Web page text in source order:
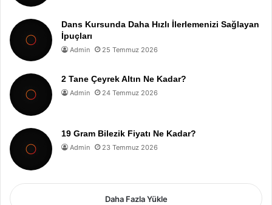
Dans Kursunda Daha Hızlı İlerlemenizi Sağlayan
İpuçları
Admin 25 Temmuz 2026
2 Tane Çeyrek Altın Ne Kadar?
Admin 24 Temmuz 2026
19 Gram Bilezik Fiyatı Ne Kadar?
Admin 23 Temmuz 2026
Daha Fazla Yükle